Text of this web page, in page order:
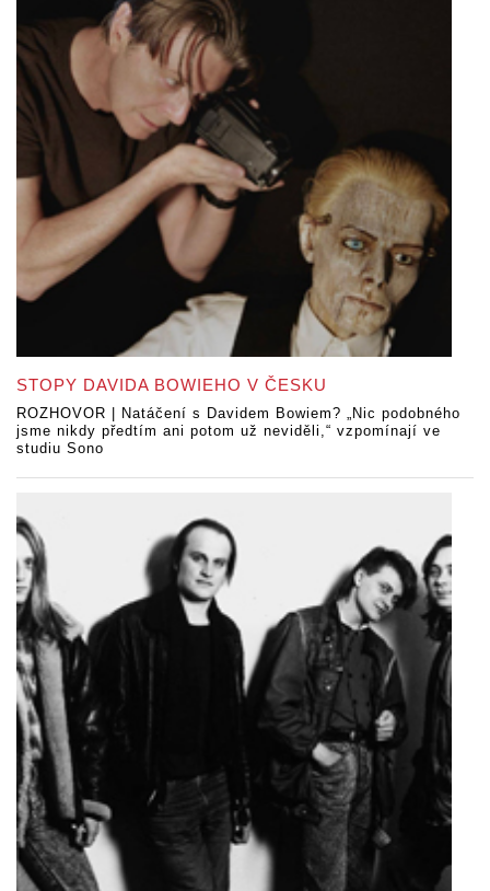
STOPY DAVIDA BOWIEHO V ČESKU
ROZHOVOR | Natáčení s Davidem Bowiem? „Nic podobného
jsme nikdy předtím ani potom už neviděli,“ vzpomínají ve
studiu Sono